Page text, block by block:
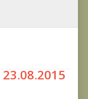
23.08.2015